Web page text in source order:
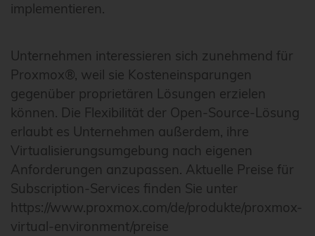
implementieren.
Unternehmen interessieren sich zunehmend für
Proxmox®, weil sie Kosteneinsparungen
gegenüber proprietären Lösungen erzielen
können. Die Flexibilität der Open-Source-Lösung
erlaubt es Unternehmen außerdem, ihre
Virtualisierungsumgebung nach eigenen
Anforderungen anzupassen. Aktuelle Preise für
Subscription-Services finden Sie unter
https://www.proxmox.com/de/produkte/proxmox-
virtual-environment/preise